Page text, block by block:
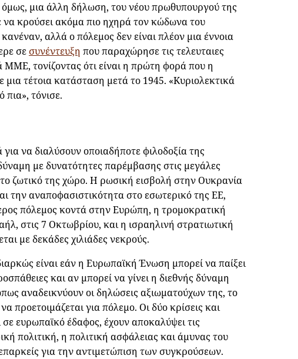
μια άλλη δήλωση, του νέου πρωθυπουργού της
κρούσει ακόμα πιο ηχηρά τον κώδωνα του
αλλά ο πόλεμος δεν είναι πλέον μια έννοια
σε συνέντευξη που παραχώρησε τις τελευταιες
τονίζοντας ότι είναι η πρώτη φορά που η
τέτοια κατάσταση μετά το 1945. «Kυριολεκτικά
πια», τόνισε.
να διαλύσουν οποιαδήποτε φιλοδοξία της
με δυνατότητες παρέμβασης στις μεγάλες
ζωτικό της χώρο. Η ρωσική εισβολή στην Ουκρανία
την αναποφασιστικότητα στο εσωτερικό της ΕΕ,
πόλεμος κοντά στην Ευρώπη, η τρομοκρατική
στις 7 Οκτωβρίου, και η ισραηλινή στρατιωτική
με δεκάδες χιλιάδες νεκρούς.
είναι εάν η Ευρωπαϊκή Ένωση μπορεί να παίξει
και αν μπορεί να γίνει η διεθνής δύναμη
αναδεικνύουν οι δηλώσεις αξιωματούχων της, το
προετοιμάζεται για πόλεμο. Οι δύο κρίσεις και
σε ευρωπαϊκό έδαφος, έχουν αποκαλύψει τις
πολιτική, η πολιτική ασφάλειας και άμυνας του
για την αντιμετώπιση των συγκρούσεων.